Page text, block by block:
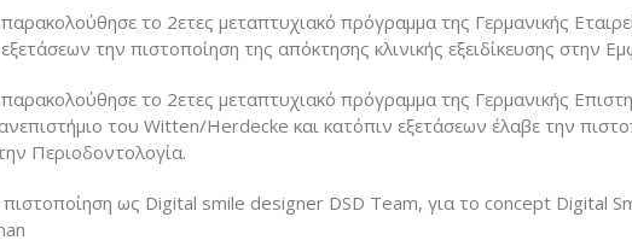
το 2ετες μεταπτυχιακό πρόγραμμα της Γερμανικής
την πιστοποίηση της απόκτησης κλινικής εξειδίκευσης στην
το 2ετες μεταπτυχιακό πρόγραμμα της Γερμανικής
του Witten/Herdecke και κατόπιν εξετάσεων έλαβε την
Περιοδοντολογία.
ως Digital smile designer DSD Team, για το concept Digital